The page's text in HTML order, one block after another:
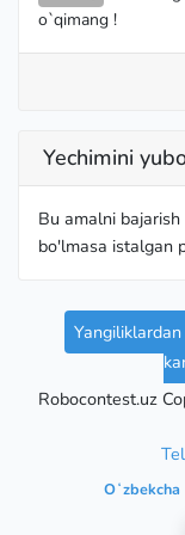
=0
o`qimang !
Yechimini
Bu amalni
bo'lmasa istalgan
Robocontest.uz
Oʻzbekcha